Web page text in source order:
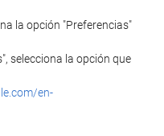
la opción "Preferencias"
selecciona la opción que
en-